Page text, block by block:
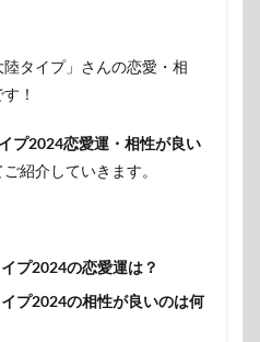
陸タイプ」さんの恋愛・相
！
プ2024恋愛運・相性が良い
紹介していきます。
プ2024の恋愛運は？
プ2024の相性が良いのは何